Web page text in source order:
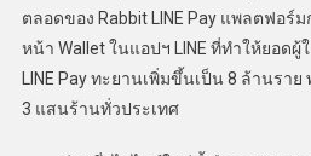
ตลอดของ Rabbit LINE Pay แพลตฟอร์
หน้า Wallet ในแอปฯ LINE ที่ทำให้ยอด
LINE Pay ทะยานเพิ่มขึ้นเป็น 8 ล้านรา
3 แสนร้านทั่วประเทศ